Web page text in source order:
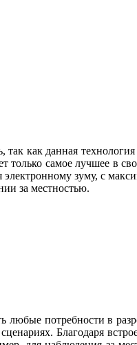
как данная технология
только самое лучшее в
зуму, с
за местностью.
потребности в
Благодаря